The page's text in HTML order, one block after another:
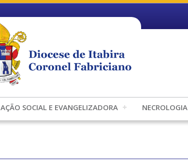
AÇÃO SOCIAL E EVANGELIZADORA NECROLOGIA